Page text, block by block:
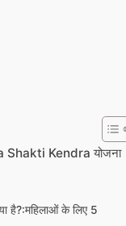
Shakti Kendra योजना
है?:महिलाओं के लिए 5